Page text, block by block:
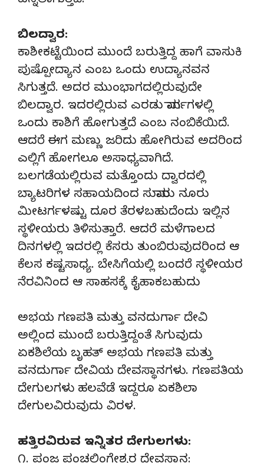
ಬಿಲದ್ವಾರ:
ಕಾಶೀಕಟ್ಟೆಯಿಂದ ಮುಂದೆ ಬರುತ್ತಿದ್ದ ಹಾಗೆ ವಾಸುಕಿ
ಪುಷ್ಪೋದ್ಯಾನ ಎಂಬ ಒಂದು ಉದ್ಯಾನವನ
ಸಿಗುತ್ತದೆ. ಅದರ ಮುಂಭಾಗದಲ್ಲಿರುವುದೇ
ಬಿಲದ್ವಾರ. ಇದರಲ್ಲಿರುವ ಎರಡು ಮಾರ್ಗಗಳಲ್ಲಿ
ಒಂದು ಕಾಶಿಗೆ ಹೋಗುತ್ತದೆ ಎಂಬ ನಂಬಿಕೆಯಿದೆ.
ಆದರೆ ಈಗ ಮಣ್ಣು ಜರಿದು ಹೋಗಿರುವ ಅದರಿಂದ
ಎಲ್ಲಿಗೆ ಹೋಗಲೂ ಅಸಾಧ್ಯವಾಗಿದೆ.
ಬಲಗಡೆಯಲ್ಲಿರುವ ಮತ್ತೊಂದು ದ್ವಾರದಲ್ಲಿ
ಬ್ಯಾಟರಿಗಳ ಸಹಾಯದಿಂದ ಸುಮಾರು ನೂರು
ಮೀಟರ್ಗಳಷ್ಟು ದೂರ ತೆರಳಬಹುದೆಂದು ಇಲ್ಲಿನ
ಸ್ಥಳೀಯರು ತಿಳಿಸುತ್ತಾರೆ. ಆದರೆ ಮಳೆಗಾಲದ
ದಿನಗಳಲ್ಲಿ ಇದರಲ್ಲಿ ಕೆಸರು ತುಂಬಿರುವುದರಿಂದ ಆ
ಕೆಲಸ ಕಷ್ಟಸಾಧ್ಯ. ಬೇಸಿಗೆಯಲ್ಲಿ ಬಂದರೆ ಸ್ಥಳೀಯರ
ನೆರವಿನಿಂದ ಆ ಸಾಹಸಕ್ಕೆ ಕೈಹಾಕಬಹುದು
ಅಭಯ ಗಣಪತಿ ಮತ್ತು ವನದುರ್ಗಾ ದೇವಿ
ಅಲ್ಲಿಂದ ಮುಂದೆ ಬರುತ್ತಿದ್ದಂತೆ ಸಿಗುವುದು
ಏಕಶಿಲೆಯ ಬೃಹತ್ ಅಭಯ ಗಣಪತಿ ಮತ್ತು
ವನದುರ್ಗಾ ದೇವಿಯ ದೇವಸ್ಥಾನಗಳು. ಗಣಪತಿಯ
ದೇಗುಲಗಳು ಹಲವೆಡೆ ಇದ್ದರೂ ಏಕಶಿಲಾ
ದೇಗುಲವಿರುವುದು ವಿರಳ.
ಹತ್ತಿರವಿರುವ ಇನ್ನಿತರ ದೇಗುಲಗಳು: